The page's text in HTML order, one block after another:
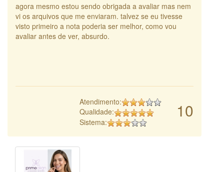
agora mesmo estou sendo obrigada a avaliar mas nem
vi os arquivos que me enviaram. talvez se eu tivesse
visto primeiro a nota poderia ser melhor, como vou
avaliar antes de ver, absurdo.
10
Atendimento:
Qualidade:
Sistema: